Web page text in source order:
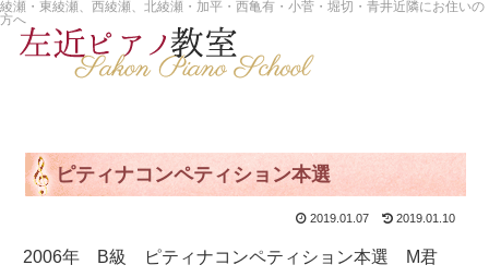
綾瀬・東綾瀬、西綾瀬、北綾瀬・加平・西亀有・小菅・堀切・青井近隣にお住いの
方へ
ピティナコンペティション本選
2019.01.07 2019.01.10
2006年 B級 ピティナコンペティション本選 M君